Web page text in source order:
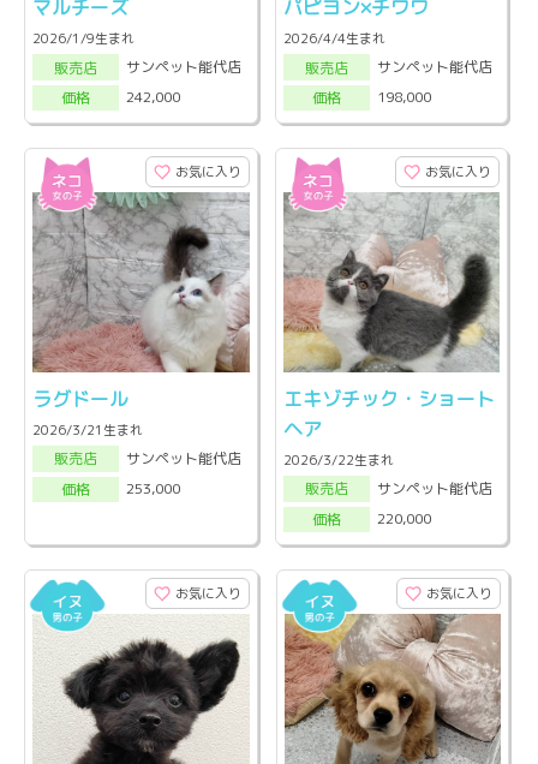
マルチーズ
2026/1/9生まれ
販売店
サンペット能代店
価格
242,000
パピヨン×チワワ
2026/4/4生まれ
販売店
サンペット能代店
価格
198,000
お気に入り
ラグドール
2026/3/21生まれ
販売店
サンペット能代店
価格
253,000
お気に入り
エキゾチック・ショート
ヘア
2026/3/22生まれ
販売店
サンペット能代店
価格
220,000
お気に入り お気に入り